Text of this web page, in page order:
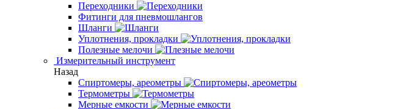
Переходники
Фитинги для пневмошлангов
Шланги
Уплотнения, прокладки
Полезные мелочи
Измерительный инструмент
Назад
Спиртомеры, ареометры
Термометры
Мерные емкости